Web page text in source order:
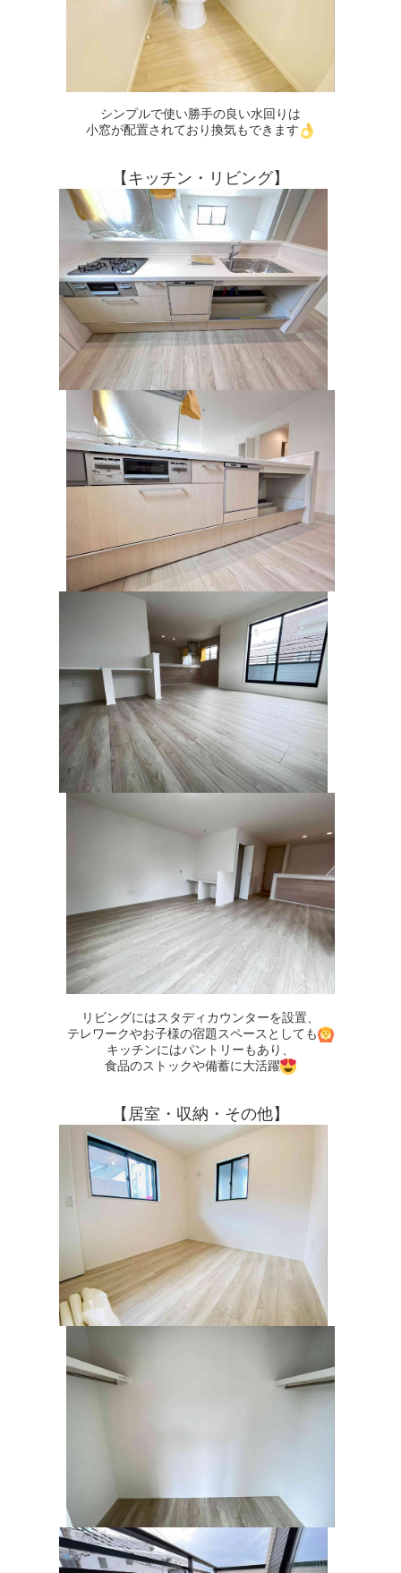
シンプルで使い勝手の良い水回りは
小窓が配置されており換気もできます
【キッチン・リビング】
リビングにはスタディカウンターを設置、
テレワークやお子様の宿題スペースとしても
キッチンにはパントリーもあり、
食品のストックや備蓄に大活躍
【居室・収納・その他】